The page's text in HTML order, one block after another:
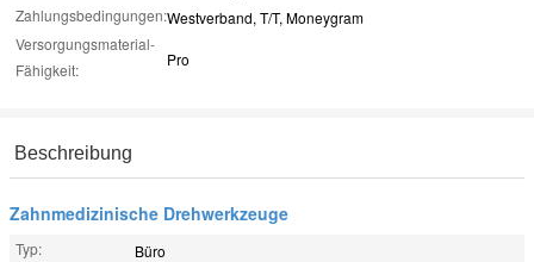
Zahlungsbedingungen:Westverband, T/T, Moneygram
Versorgungsmaterial-
Fähigkeit:
Pro
Beschreibung
Zahnmedizinische Drehwerkzeuge
Typ:
Büro